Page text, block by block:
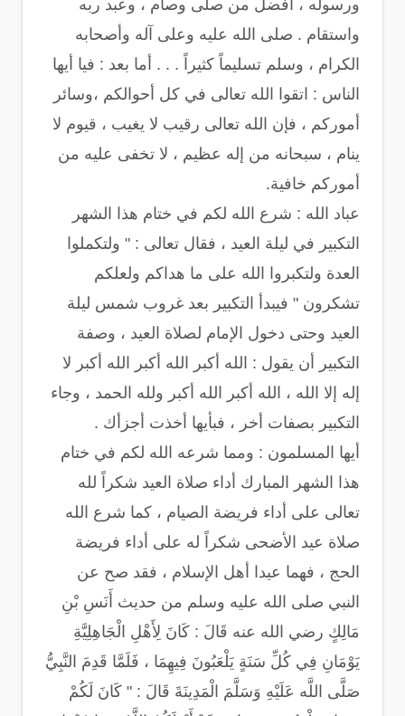
ورسوله ، أفضل من صلى وصام ، وعبد ربه
واستقام . صلى الله عليه وعلى آله وأصحابه
الكرام ، وسلم تسليماً كثيراً . . . أما بعد : فيا أيها
الناس : اتقوا الله تعالى في كل أحوالكم ،وسائر
أموركم ، فإن الله تعالى رقيب لا يغيب ، قيوم لا
ينام ، سبحانه من إله عظيم ، لا تخفى عليه من
أموركم خافية.
عباد الله : شرع الله لكم في ختام هذا الشهر
التكبير في ليلة العيد ، فقال تعالى : " ولتكملوا
العدة ولتكبروا الله على ما هداكم ولعلكم
تشكرون " فيبدأ التكبير بعد غروب شمس ليلة
العيد وحتى دخول الإمام لصلاة العيد ، وصفة
التكبير أن يقول : الله أكبر الله أكبر الله أكبر لا
إله إلا الله ، الله أكبر الله أكبر ولله الحمد ، وجاء
التكبير بصفات أخر ، فبأيها أخذت أجزأك .
أيها المسلمون : ومما شرعه الله لكم في ختام
هذا الشهر المبارك أداء صلاة العيد شكراً لله
تعالى على أداء فريضة الصيام ، كما شرع الله
صلاة عيد الأضحى شكراً له على أداء فريضة
الحج ، فهما عيدا أهل الإسلام ، فقد صح عن
النبي صلى الله عليه وسلم من حديث أَنَسِ بْنِ
مَالِكٍ رضي الله عنه قَالَ : كَانَ لِأَهْلِ الْجَاهِلِيَّةِ
يَوْمَانِ فِي كُلِّ سَنَةٍ يَلْعَبُونَ فِيهِمَا ، فَلَمَّا قَدِمَ النَّبِيُّ
صَلَّى اللَّه عَلَيْهِ وَسَلَّمَ الْمَدِينَةَ قَالَ : " كَانَ لَكُمْ